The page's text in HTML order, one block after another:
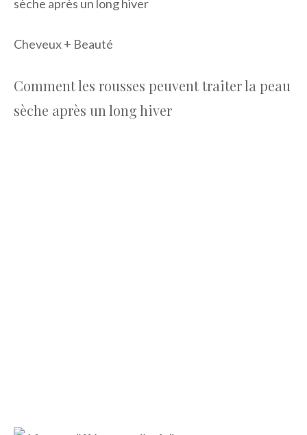
Cheveux + Beauté
Comment les rousses peuvent traiter la peau
sèche après un long hiver